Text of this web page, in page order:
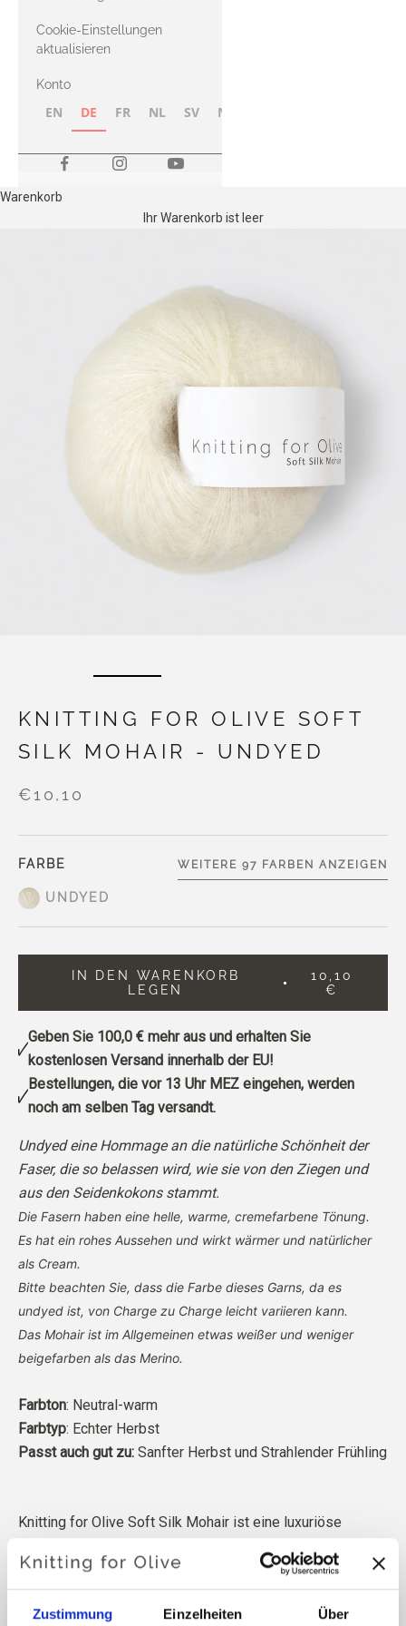
Zustimmung Einzelheiten Über
Cookie-Einstellungen
aktualisieren
Konto
EN DE FR NL SV NB
Warenkorb
Ihr Warenkorb ist leer
KNITTING FOR OLIVE SOFT
SILK MOHAIR - UNDYED
€10,10
FARBE
UNDYED
WEITERE 97 FARBEN ANZEIGEN
IN DEN WARENKORB
LEGEN
10,10
€
Geben Sie 100,0 €mehr aus und erhalten Sie
kostenlosen Versand innerhalb der EU!
Bestellungen, die vor 13 Uhr MEZ eingehen, werden
noch am selben Tag versandt.
Undyed eine Hommage an die natürliche Schönheit der
Faser, die so belassen wird, wie sie von den Ziegen und
aus den Seidenkokons stammt.
Die Fasern haben eine helle, warme, cremefarbene Tönung.
Es hat ein rohes Aussehen und wirkt wärmer und natürlicher
als Cream.
Bitte beachten Sie, dass die Farbe dieses Garns, da es
undyed ist, von Charge zu Charge leicht variieren kann.
Das Mohair ist im Allgemeinen etwas weißer und weniger
beigefarben als das Merino.
Farbton: Neutral-warm
Farbtyp: Echter Herbst
Passt auch gut zu: Sanfter Herbst und Strahlender Frühling
Knitting for Olive Soft Silk Mohair ist eine luxuriöse
Unser Mohair stammt von Angoraziegen, die in Südafrika
gezüchtet werden, und auch das Garn wird vor Ort